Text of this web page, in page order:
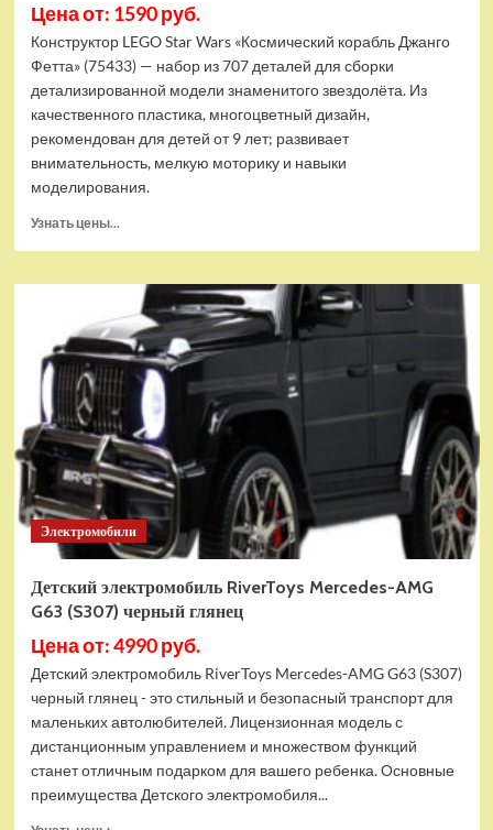
Цена от: 1590 руб.
Конструктор LEGO Star Wars «Космический корабль Джанго
Фетта» (75433) — набор из 707 деталей для сборки
детализированной модели знаменитого звездолёта. Из
качественного пластика, многоцветный дизайн,
рекомендован для детей от 9 лет; развивает
внимательность, мелкую моторику и навыки
моделирования.
Узнать цены...
(EU)
Конструктор
LEGO
Star
Wars
Космический
корабль
Джанго
Фетта
(75433)
Электромобили
Детский электромобиль RiverToys Mercedes-AMG
G63 (S307) черный глянец
Цена от: 4990 руб.
Детский электромобиль RiverToys Mercedes-AMG G63 (S307)
черный глянец - это стильный и безопасный транспорт для
маленьких автолюбителей. Лицензионная модель с
дистанционным управлением и множеством функций
станет отличным подарком для вашего ребенка. Основные
преимущества Детского электромобиля...